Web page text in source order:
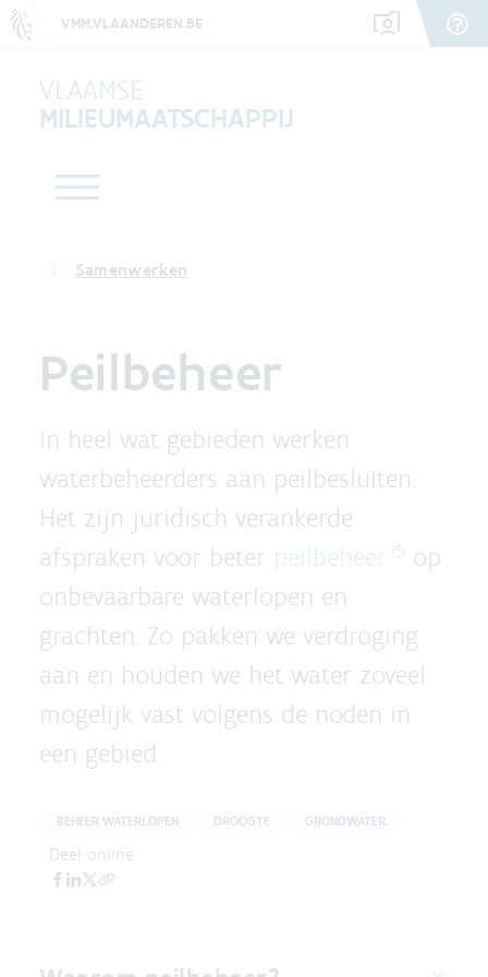
VMM.VLAANDEREN.BE
VLAAMSE
MILIEUMAATSCHAPPIJ
Samenwerken
Peilbeheer
In heel wat gebieden werken
waterbeheerders aan peilbesluiten.
Het zijn juridisch verankerde
afspraken voor beter peilbeheer
op
onbevaarbare waterlopen en
grachten. Zo pakken we verdroging
aan en houden we het water zoveel
mogelijk vast volgens de noden in
een gebied.
BEHEER WATERLOPEN DROOGTE GRONDWATER
Deel online